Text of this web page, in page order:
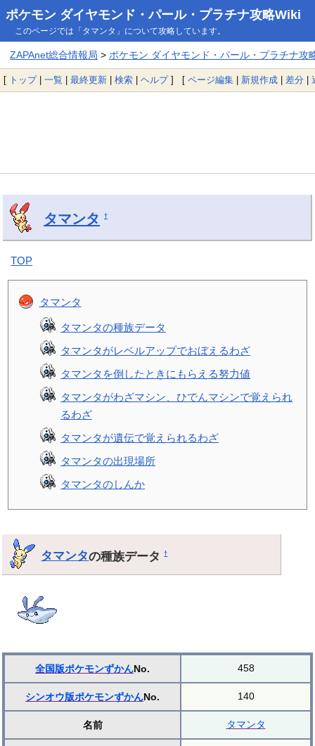
ポケモン ダイヤモンド・パール・プラチナ攻略Wiki
このページでは「タマンタ」について攻略しています。
ZAPAnet総合情報局 > ポケモン ダイヤモンド・パール・プラチナ攻
[ トップ| 一覧 | 最終更新 | 検索 | ヘルプ] [ ページ編集 | 新規作成 | 差分 |
タマンタ †
TOP
タマンタ
タマンタの種族データ
タマンタがレベルアップでおぼえるわざ
タマンタを倒したときにもらえる努力値
タマンタがわざマシン、ひでんマシンで覚えられ
るわざ
タマンタが遺伝で覚えられるわざ
タマンタの出現場所
タマンタのしんか
タマンタの種族データ†
全国版ポケモンずかんNo. 458
シンオウ版ポケモンずかんNo. 140
名前 タマンタ